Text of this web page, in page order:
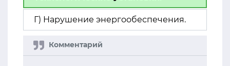
Г) Нарушение энергообеспечения.